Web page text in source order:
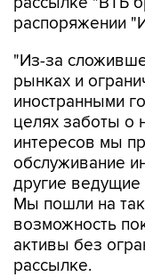
распоряжении
"Из-за
рынках и
иностранными
целях заботы о
интересов мы
обслуживание
другие
Мы пошли на
возможность
активы без
рассылке.